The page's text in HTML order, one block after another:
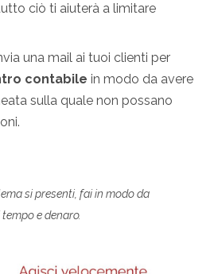
ciò ti aiuterà a limitare
una mail ai tuoi clienti per
contabile in modo da avere
sulla quale non possano
si presenti, fai in modo da
e denaro.